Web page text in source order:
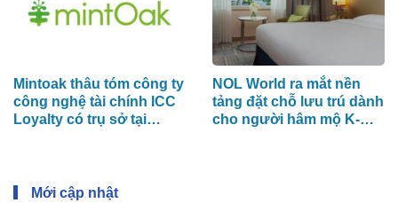
diện
Mintoak thâu tóm công ty
công nghệ tài chính ICC
Loyalty có trụ sở tại
NOL World ra mắt nền
tảng đặt chỗ lưu trú dành
cho người hâm mộ K-
Mới cập nhật